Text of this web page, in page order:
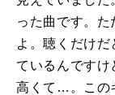
った曲です。
よ。聴くだけ
ているんですけ
高くて…。この